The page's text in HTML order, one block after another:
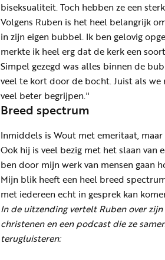
biseksualiteit. Toch hebben ze een
Volgens Ruben is het heel belangrijk
in zijn eigen bubbel. Ik ben gelovig
merkte ik heel erg dat de kerk een
Simpel gezegd was alles binnen de
veel te kort door de bocht. Juist als we
veel beter begrijpen."
Breed spectrum
Inmiddels is Wout met emeritaat,
Ook hij is veel bezig met het slaan van
ben door mijn werk van mensen gaan
Mijn blik heeft een heel breed
met iedereen echt in gesprek kan
In de uitzending vertelt Ruben over
christenen en een podcast die ze
terugluisteren: